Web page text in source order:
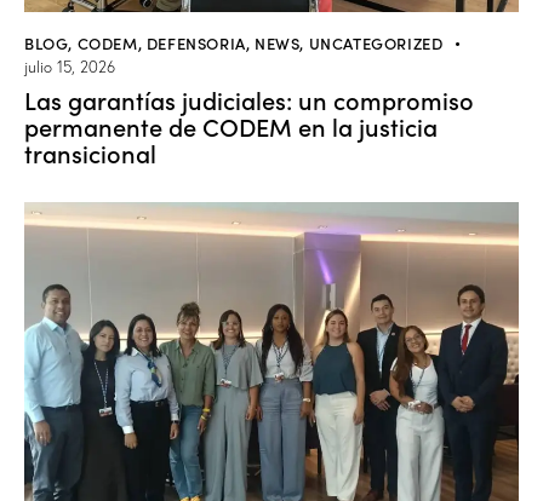
BLOG, CODEM, DEFENSORIA, NEWS, UNCATEGORIZED
julio 15, 2026
Las garantías judiciales: un compromiso
permanente de CODEM en la justicia
transicional